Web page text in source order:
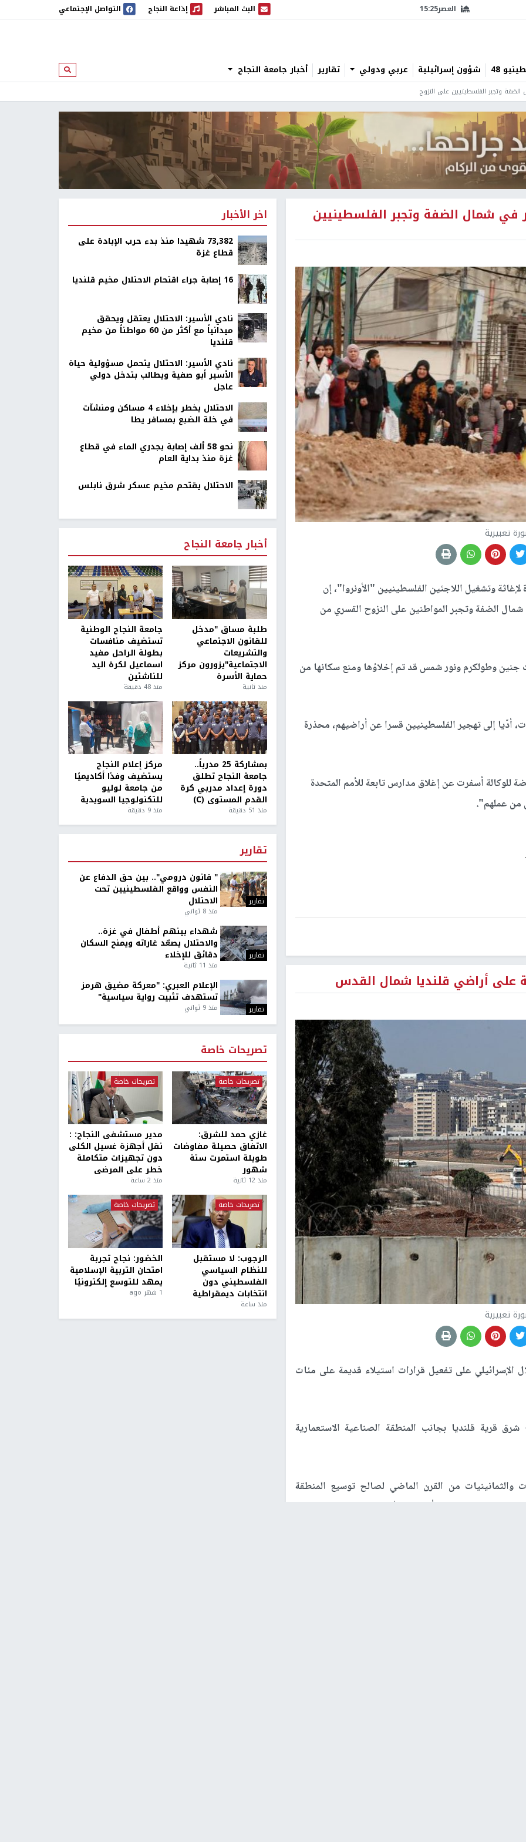
العصر15:25 البث المباشر
البث المباشر إذاعة النجاح
إذاعة النجاح التواصل الإجتماعي
48 شؤون إسرائيلية عربي ودولي تقارير أخبار جامعة النجاح ابحث
وتجبر الفلسطينيين على النزوح
في شمال الضفة وتجبر الفلسطينيين
تعبيرية
لإغاثة وتشغيل اللاجئين الفلسطينيين "الأونروا"، إن
الضفة وتجبر المواطنين على النزوح القسري من
جنين وطولكرم ونور شمس قد تم إخلاؤها ومنع سكانها من
أدّيا إلى تهجير الفلسطينيين قسرا عن أراضيهم، محذرة
للوكالة أسفرت عن إغلاق مدارس تابعة للأمم المتحدة
من عملهم".
على أراضي قلنديا شمال القدس
تعبيرية
الإسرائيلي على تفعيل قرارات استيلاء قديمة على مئات
قرية قلنديا بجانب المنطقة الصناعية الاستعمارية
من القرن الماضي لصالح توسيع المنطقة
عقود بسبب اعتراض أصحاب الأراضي.
اخر الأخبار
73,382 شهيدا منذ بدء حرب الإبادة على
قطاع غزة
16 إصابة جراء اقتحام الاحتلال مخيم قلنديا
نادي الأسير: الاحتلال يعتقل ويحقق
ميدانياً مع أكثر من 60 مواطناً من مخيم
قلنديا
نادي الأسير: الاحتلال يتحمل مسؤولية حياة
الأسير أبو صفية ويطالب بتدخل دولي
عاجل
الاحتلال يخطر بإخلاء 4 مساكن ومنشآت
في خلة الضبع بمسافر يطا
نحو 58 ألف إصابة بجدري الماء في قطاع
غزة منذ بداية العام
الاحتلال يقتحم مخيم عسكر شرق نابلس
أخبار جامعة النجاح
طلبة مساق "مدخل
للقانون الاجتماعي
والتشريعات
الاجتماعية"يزورون مركز
حماية الأسرة
منذ ثانية
جامعة النجاح الوطنية
تستضيف منافسات
بطولة الراحل مفيد
اسماعيل لكرة اليد
للناشئين
منذ 48 دقيقة
بمشاركة 25 مدرباً..
جامعة النجاح تطلق
دورة إعداد مدربي كرة
القدم المستوى (C)
منذ 51 دقيقة
مركز إعلام النجاح
يستضيف وفدًا أكاديميًا
من جامعة لوليو
للتكنولوجيا السويدية
منذ 9 دقيقة
تقارير
تقارير
" قانون درومي".. بين حق الدفاع عن
النفس وواقع الفلسطينيين تحت
الاحتلال
منذ 8 ثواني
تقارير
شهداء بينهم أطفال في غزة..
والاحتلال يصعّد غاراته ويمنح السكان
دقائق للإخلاء
منذ 11 ثانية
تقارير
الإعلام العبري: "معركة مضيق هرمز
تستهدف تثبيت رواية سياسية"
منذ 9 ثواني
تصريحات خاصة
تصريحات خاصة
غازي حمد للشرق:
الاتفاق حصيلة مفاوضات
طويلة استمرت ستة
شهور
منذ 12 ثانية
تصريحات خاصة
مدير مستشفى النجاح: :
نقل أجهزة غسيل الكلى
دون تجهيزات متكاملة
خطر على المرضى
منذ 2 ساعة
تصريحات خاصة
الرجوب: لا مستقبل
للنظام السياسي
الفلسطيني دون
انتخابات ديمقراطية
منذ ساعة
تصريحات خاصة
الخضور: نجاح تجربة
امتحان التربية الإسلامية
يمهد للتوسع إلكترونيًا
1 شهر ago